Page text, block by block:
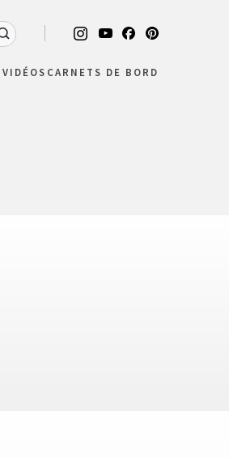
VIDÉOS CARNETS DE BORD